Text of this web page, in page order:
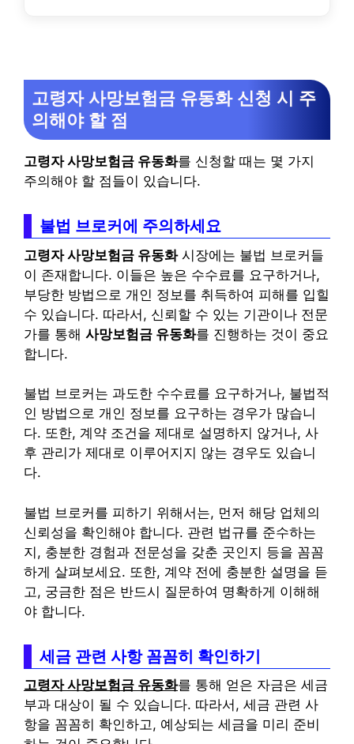
고령자 사망보험금 유동화 신청 시 주
의해야 할 점
고령자 사망보험금 유동화를 신청할 때는 몇 가지
주의해야 할 점들이 있습니다.
불법 브로커에 주의하세요
고령자 사망보험금 유동화시장에는 불법 브로커들
이 존재합니다. 이들은 높은 수수료를 요구하거나,
부당한 방법으로 개인 정보를 취득하여 피해를 입힐
수 있습니다. 따라서, 신뢰할 수 있는 기관이나 전문
가를 통해 사망보험금 유동화를 진행하는 것이 중요
합니다.
불법 브로커는 과도한 수수료를 요구하거나, 불법적
인 방법으로 개인 정보를 요구하는 경우가 많습니
다. 또한, 계약 조건을 제대로 설명하지 않거나, 사
후 관리가 제대로 이루어지지 않는 경우도 있습니
다.
불법 브로커를 피하기 위해서는, 먼저 해당 업체의
신뢰성을 확인해야 합니다. 관련 법규를 준수하는
지, 충분한 경험과 전문성을 갖춘 곳인지 등을 꼼꼼
하게 살펴보세요. 또한, 계약 전에 충분한 설명을 듣
고, 궁금한 점은 반드시 질문하여 명확하게 이해해
야 합니다.
세금 관련 사항 꼼꼼히 확인하기
고령자 사망보험금 유동화를 통해 얻은 자금은 세금
부과 대상이 될 수 있습니다. 따라서, 세금 관련 사
항을 꼼꼼히 확인하고, 예상되는 세금을 미리 준비